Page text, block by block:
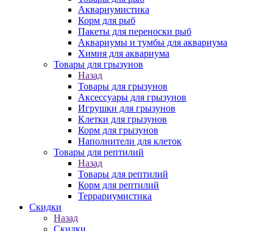
Аквариумистика
Корм для рыб
Пакеты для переноски рыб
Аквариумы и тумбы для аквариума
Химия для аквариума
Товары для грызунов
Назад
Товары для грызунов
Аксессуары для грызунов
Игрушки для грызунов
Клетки для грызунов
Корм для грызунов
Наполнители для клеток
Товары для рептилий
Назад
Товары для рептилий
Корм для рептилий
Террариумистика
Скидки
Назад
Скидки